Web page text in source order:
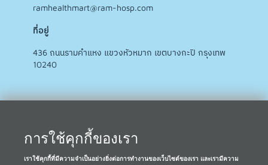
ramhealthmart@ram-hosp.com
ที่อยู่
436 ถนนรามคำแหง แขวงหัวหมาก เขตบางกะปิ กรุงเทพ
10240
การใช้คุกกี้ของเรา
เราใช้คุกกี้ที่มีความจำเป็นอย่างยิ่งต่อการทำงานของเว็บไซต์ของเรา และเรามีความ